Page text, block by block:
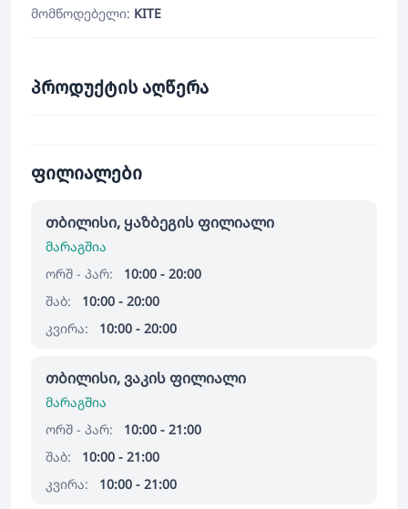
მომწოდებელი: KITE
პროდუქტის აღწერა
ფილიალები
თბილისი, ყაზბეგის ფილიალი
მარაგშია
ორშ - პარ:
10:00 - 20:00
შაბ:
10:00 - 20:00
კვირა:
10:00 - 20:00
თბილისი, ვაკის ფილიალი
მარაგშია
ორშ - პარ:
10:00 - 21:00
შაბ:
10:00 - 21:00
კვირა:
10:00 - 21:00